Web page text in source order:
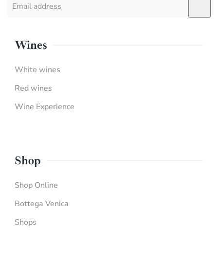
Wines
White wines
Red wines
Wine Experience
Shop
Shop Online
Bottega Venica
Shops